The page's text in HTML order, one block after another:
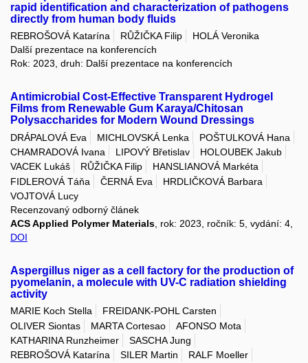
rapid identification and characterization of pathogens
directly from human body fluids
REBROŠOVÁ Katarína RŮŽIČKA Filip
HOLÁ Veronika
Další prezentace na konferencích
Rok: 2023, druh: Další prezentace na konferencích
Antimicrobial Cost-Effective Transparent Hydrogel
Films from Renewable Gum Karaya/Chitosan
Polysaccharides for Modern Wound Dressings
DRÁPALOVÁ Eva MICHLOVSKÁ Lenka
POŠTULKOVÁ Hana
CHAMRADOVÁ Ivana
LIPOVÝ Břetislav
HOLOUBEK Jakub
VACEK Lukáš
RŮŽIČKA Filip
HANSLIANOVÁ Markéta
FIDLEROVÁ Táňa
ČERNÁ Eva
HRDLIČKOVÁ Barbara
VOJTOVÁ Lucy
Recenzovaný odborný článek
ACS Applied Polymer Materials , rok: 2023, ročník: 5, vydání: 4,
DOI
Aspergillus niger as a cell factory for the production of
pyomelanin, a molecule with UV-C radiation shielding
activity
MARIE Koch Stella
FREIDANK-POHL Carsten
OLIVER Siontas
MARTA Cortesao
AFONSO Mota
KATHARINA Runzheimer
SASCHA Jung
REBROŠOVÁ Katarína
SILER Martin
RALF Moeller